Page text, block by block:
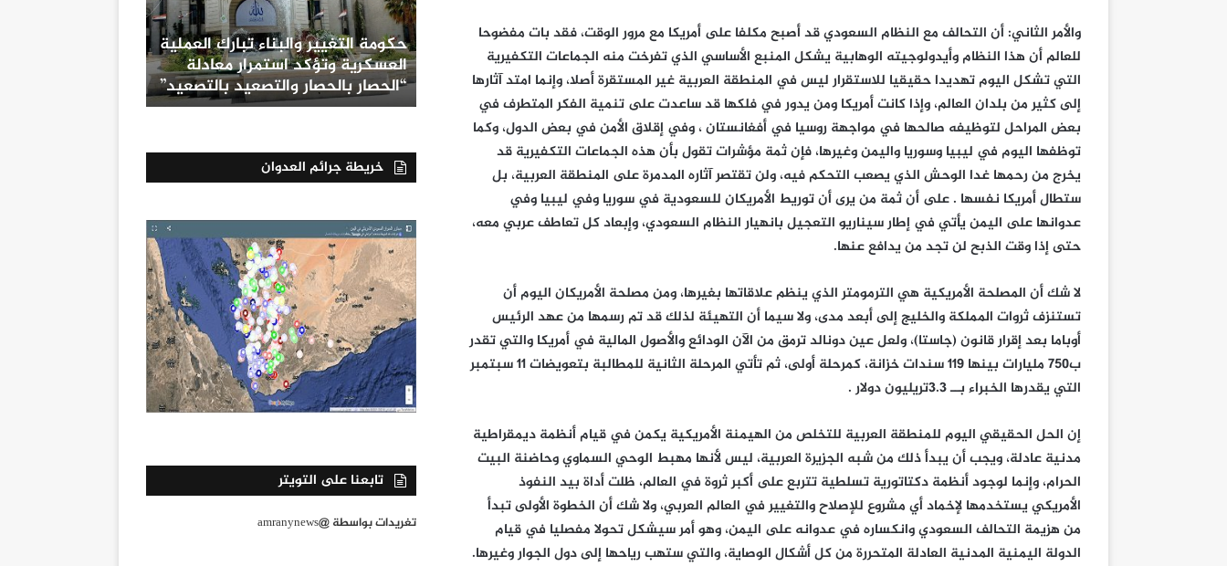
والأمر الثاني: أن التحالف مع النظام السعودي قد أصبح مكلفا على أمريكا مع مرور الوقت، فقد بات مفضوحا
للعالم أن هذا النظام وأيدولوجيته الوهابية يشكل المنبع الأساسي الذي تفرخت منه الجماعات التكفيرية
التي تشكل اليوم تهديدا حقيقيا للاستقرار ليس في المنطقة العربية غير المستقرة أصلا، وإنما امتد آثارها
إلى كثير من بلدان العالم، وإذا كانت أمريكا ومن يدور في فلكها قد ساعدت على تنمية الفكر المتطرف في
بعض المراحل لتوظيفه صالحها في مواجهة روسيا في أفغانستان ، وفي إقلاق الأمن في بعض الدول، وكما
توظفها اليوم في ليبيا وسوريا واليمن وغيرها، فإن ثمة مؤشرات تقول بأن هذه الجماعات التكفيرية قد
يخرج من رحمها غدا الوحش الذي يصعب التحكم فيه، ولن تقتصر آثاره المدمرة على المنطقة العربية، بل
ستطال أمريكا نفسها . على أن ثمة من يرى أن توريط الأمريكان للسعودية في سوريا وفي ليبيا وفي
عدوانها على اليمن يأتي في إطار سيناريو التعجيل بانهيار النظام السعودي، وإبعاد كل تعاطف عربي معه،
حتى إذا وقت الذبح لن تجد من يدافع عنها.
لا شك أن المصلحة الأمريكية هي الترمومتر الذي ينظم علاقاتها بغيرها، ومن مصلحة الأمريكان اليوم أن
تستنزف ثروات المملكة والخليج إلى أبعد مدى، ولا سيما أن التهيئة لذلك قد تم رسمها من عهد الرئيس
أوباما بعد إقرار قانون (جاستا)، ولعل عين دونالد ترمق من الآن الودائع والأصول المالية في أمريكا والتي تقدر
ب750 مليارات بينها 119 سندات خزانة، كمرحلة أولى، ثم تأتي المرحلة الثانية للمطالبة بتعويضات 11 سبتمبر
التي يقدرها الخبراء بــ 3.3تريليون دولار .
إن الحل الحقيقي اليوم للمنطقة العربية للتخلص من الهيمنة الأمريكية يكمن في قيام أنظمة ديمقراطية
مدنية عادلة، ويجب أن يبدأ ذلك من شبه الجزيرة العربية، ليس لأنها مهبط الوحي السماوي وحاضنة البيت
الحرام، وإنما لوجود أنظمة دكتاتورية تسلطية تتربع على أكبر ثروة في العالم، ظلت أداة بيد النفوذ
الأمريكي يستخدمها لإخماد أي مشروع للإصلاح والتغيير في العالم العربي، ولا شك أن الخطوة الأولى تبدأ
من هزيمة التحالف السعودي وانكساره في عدوانه على اليمن، وهو أمر سيشكل تحولا مفصليا في قيام
الدولة اليمنية المدنية العادلة المتحررة من كل أشكال الوصاية، والتي ستهب رياحها إلى دول الجوار وغيرها.
حكومة التغيير والبناء تبارك العملية
العسكرية وتؤكد استمرار معادلة
“الحصار بالحصار والتصعيد بالتصعيد”
خريطة جرائم العدوان
تابعنا على التويتر
تغريدات بواسطة @amranynews